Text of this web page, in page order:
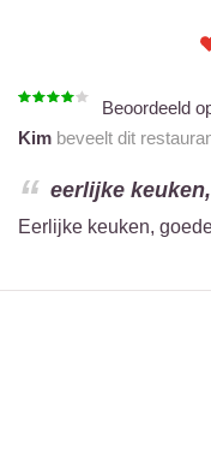
Beoordeeld
Kim beveelt dit
eerlijke
Eerlijke keuken,